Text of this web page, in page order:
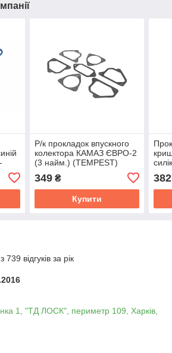
Р/к прокладок впускного
колектора КАМАЗ ЄВРО-2
(3 найм.) (TEMPEST)
349₴
Купити
382
відгуків за рік
1, "ТД ЛОСК", периметр 109, Харків,